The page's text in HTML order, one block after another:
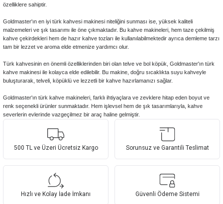
özelliklere sahiptir.
Goldmaster'ın en iyi türk kahvesi makinesi niteliğini sunması ise, yüksek kaliteli
malzemeleri ve şık tasarımı ile öne çıkmaktadır. Bu kahve makineleri, hem taze çekilmiş
kahve çekirdekleri hem de hazır kahve tozları ile kullanılabilmektedir ayrıca demleme tarzı
tam bir lezzet ve aroma elde etmenize yardımcı olur.
Türk kahvesinin en önemli özelliklerinden biri olan telve ve bol köpük, Goldmaster'ın türk
kahve makinesi ile kolayca elde edilebilir. Bu makine, doğru sıcaklıkta suyu kahveyle
buluşturarak, telveli, köpüklü ve lezzetli bir kahve hazırlamanızı sağlar.
Goldmaster'ın türk kahve makineleri, farklı ihtiyaçlara ve zevklere hitap eden boyut ve
renk seçenekli ürünler sunmaktadır. Hem işlevsel hem de şık tasarımlarıyla, kahve
severlerin evlerinde vazgeçilmez bir araç haline gelmiştir.
500 TL ve Üzeri Ücretsiz Kargo Sorunsuz ve Garantili Teslimat
Hızlı ve Kolay İade İmkanı Güvenli Ödeme Sistemi